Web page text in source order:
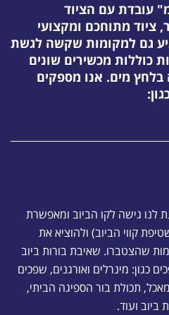
עובדת עם הציוד
ציוד מתוחכם ומקצועי
גם למקומות שקשה לגשת
כוללות מכשירים שונים
בלחץ מים. אנו מספקים
לנו גישה לקו הביוב ומאפשרת
קווי הביוב) ולהוציא את
שהצטברו. שאיבת בורות ביוב
כגון: מינרלים ואורגנים, שפכים
תכולת בור הספיגה הביתי,
ביוב ועוד.